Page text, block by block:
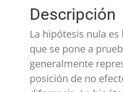
Descripción
La hipótesis nula
que se pone a
generalmente
posición de no